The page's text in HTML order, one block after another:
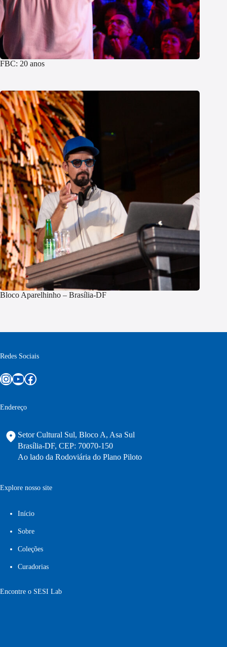
FBC: 20 anos
Bloco Aparelhinho – Brasília-DF
Redes Sociais
Instagram
Youtube
Facebook
Endereço
Setor Cultural Sul, Bloco A, Asa Sul
Brasília-DF, CEP: 70070-150
Ao lado da Rodoviária do Plano Piloto
Explore nosso site
Início
Sobre
Coleções
Curadorias
Encontre o SESI Lab